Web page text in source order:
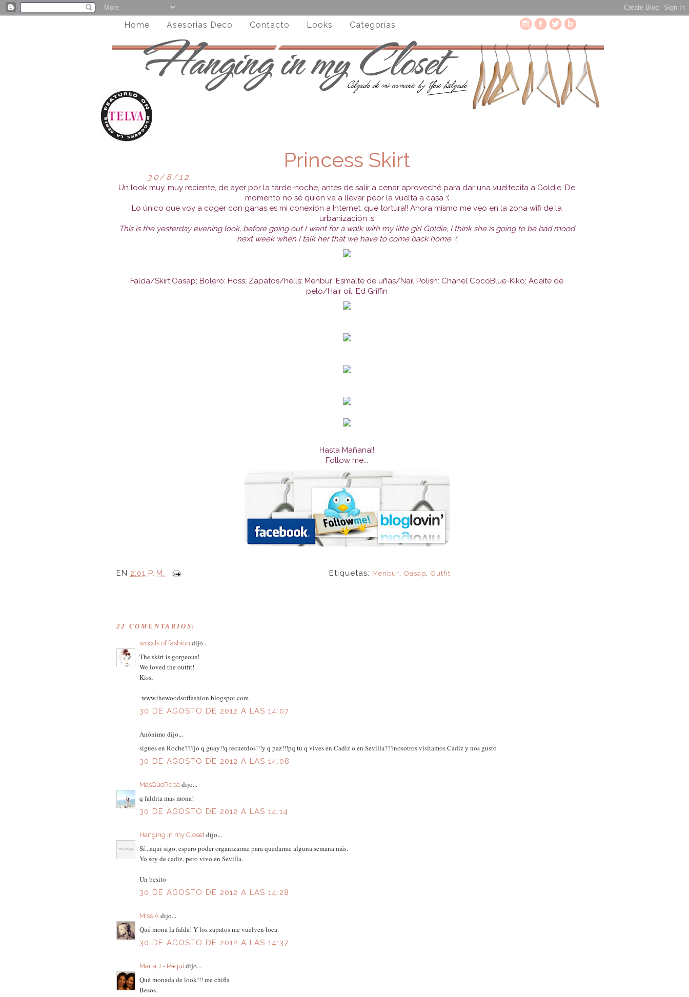
Home Asesorias Deco Contacto Looks Categorías
30/8/12
Princess Skirt
Un look muy, muy reciente, de ayer por la tarde-noche, antes de salir a cenar aproveché para dar una vueltecita a Goldie. De
momento no sé quien va a llevar peor la vuelta a casa :(
Lo único que voy a coger con ganas es mi conexión a Internet, que tortura!! Ahora mismo me veo en la zona wifi de la
urbanización :s
This is the yesterday evening look, before going out I went for a walk with my litte girl Goldie, I think she is going to be bad mood
next week when I talk her that we have to come back home :(
Falda/Skirt:Oasap; Bolero: Hoss; Zapatos/hells: Menbur; Esmalte de uñas/Nail Polish: Chanel CocoBlue-Kiko; Aceite de
pelo/Hair oil: Ed Griffin
Hasta Mañana!!
Follow me...
EN 2:01 P. M. Etiquetas: Menbur,Oasap,Outfit
22 COMENTARIOS:
woods of fashion dijo...
The skirt is gorgeous!
We loved the outfit!
Kiss,
-www.thewoodsoffashion.blogspot.com
30 DE AGOSTO DE 2012 A LAS 14:07
Anónimo dijo...
sigues en Roche???jo q guay!!q recuerdos!!!y q paz!!!pq tu q vives en Cadiz o en Sevilla???nosotros visitamos Cadiz y nos gusto
30 DE AGOSTO DE 2012 A LAS 14:08
MásQueRopadijo...
q faldita mas mona!
30 DE AGOSTO DE 2012 A LAS 14:14
Hanging in my Closetdijo...
Sí...aqui sigo, espero poder organizarme para quedarme alguna semana más.
Yo soy de cadiz, pero vivo en Sevilla.
Un besito
30 DE AGOSTO DE 2012 A LAS 14:28
Miss Adijo...
Qué mona la falda! Y los zapatos me vuelven loca.
30 DE AGOSTO DE 2012 A LAS 14:37
Maria J - Paqui dijo...
Qué monada de look!!! me chifla
Besos.